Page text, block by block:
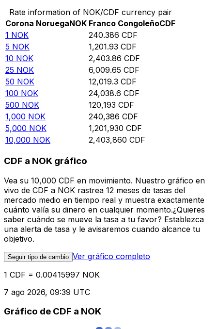
Rate information of NOK/CDF currency pair
Corona NoruegaNOK Franco CongoleñoCDF
1 NOK 240.386 CDF
5 NOK 1,201.93 CDF
10 NOK 2,403.86 CDF
25 NOK 6,009.65 CDF
50 NOK 12,019.3 CDF
100 NOK 24,038.6 CDF
500 NOK 120,193 CDF
1,000 NOK 240,386 CDF
5,000 NOK 1,201,930 CDF
10,000 NOK 2,403,860 CDF
CDF a NOK gráfico
Vea su 10,000 CDF en movimiento. Nuestro gráfico en
vivo de CDF a NOK rastrea 12 meses de tasas del
mercado medio en tiempo real y muestra exactamente
cuánto valía su dinero en cualquier momento.¿Quieres
saber cuándo se mueve la tasa a tu favor? Establezca
una alerta de tasa y le avisaremos cuando alcance tu
objetivo.
Seguir tipo de cambio Ver gráfico completo
1 CDF = 0.00415997 NOK
7 ago 2026, 09:39 UTC
Gráfico de CDF a NOK